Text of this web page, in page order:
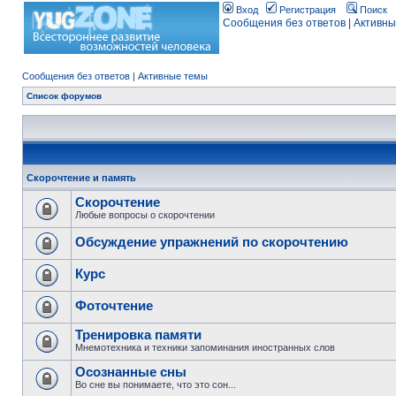
Вход Регистрация Поиск
Сообщения без ответов
Сообщения без ответов | Активные темы
Список форумов
Скорочтение и память
Скорочтение
Любые вопросы о скорочтении
Обсуждение упражнений по скорочтению
Курс
Фоточтение
Тренировка памяти
Мнемотехника и техники запоминания иностранных слов
Осознанные сны
Во сне вы понимаете, что это сон...